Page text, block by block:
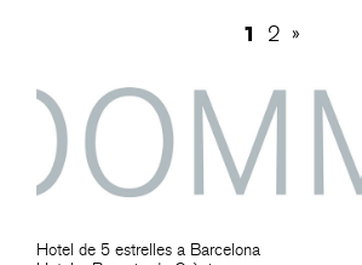
1 2 »
Hotel de 5 estrelles a Barcelona